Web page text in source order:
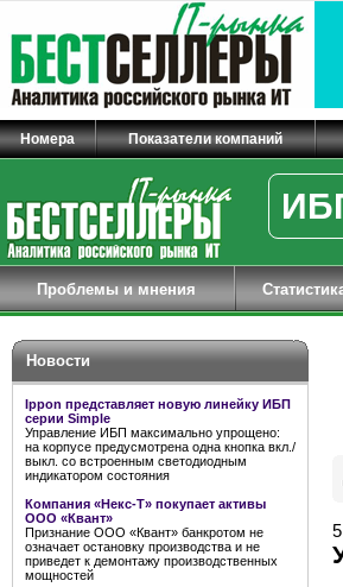
Номера Показатели компаний
Проблемы и мнения
Новости
Ippon представляет новую линейку ИБП
серии Simple
Управление ИБП максимально упрощено:
на корпусе предусмотрена одна кнопка вкл./
выкл. со встроенным светодиодным
индикатором состояния
Компания «Некс-Т» покупает активы
ООО «Квант»
Признание ООО «Квант» банкротом не
означает остановку производства и не
приведет к демонтажу производственных
мощностей